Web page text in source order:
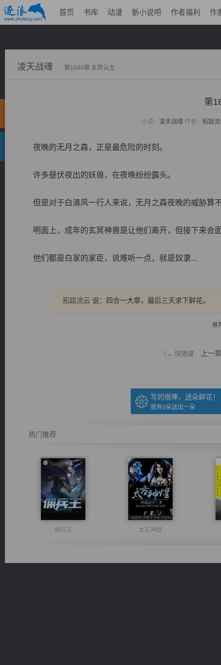
首页 书库 动漫 新小说吧 作者福利 作
凌天战魂 第1840章 玄冥认主
第
小说： 凌天战魂 作者： 拓跋
夜晚的无月之森，正是最危险的时刻。
许多昼伏夜出的妖兽，在夜晚纷纷露头。
但是对于白清风一行人来说，无月之森夜晚的威胁算
明面上，成年的玄冥神兽是让他们离开，但接下来会
他们都是白家的家臣，说难听一点，就是奴隶...
拓跋流云 说：四合一大章，最后三天求下鲜花。
推
（← 快捷键 上一章
写的很棒，送朵鲜花！
我有0朵送出一朵
热门推荐
佣兵王 太古神煌